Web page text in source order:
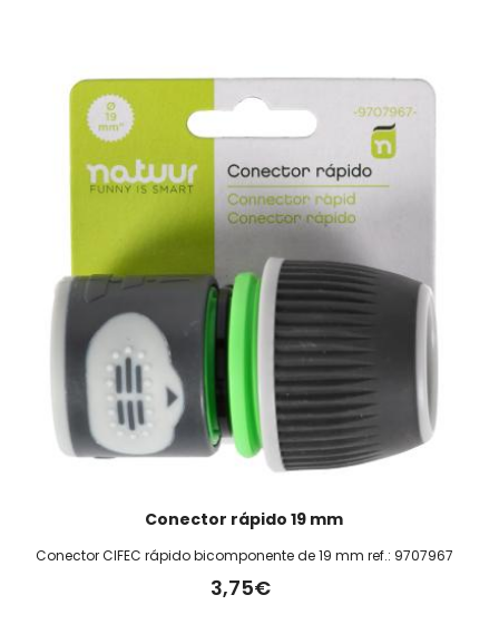
Conector rápido 19 mm
Conector CIFEC rápido bicomponente de 19 mm ref.: 9707967
3,75€